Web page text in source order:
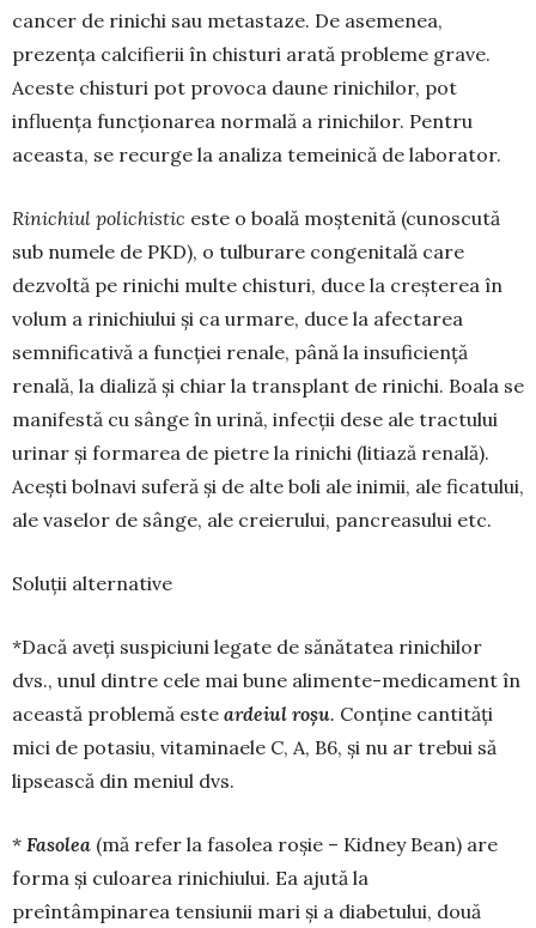
cancer de rinichi sau metastaze. De asemenea,
prezenţa calcifierii în chisturi arată probleme grave.
Aceste chisturi pot provoca daune rinichilor, pot
influenţa funcţionarea nor­mală a rinichilor. Pentru
aceasta, se recurge la analiza temeinică de laborator.
Rinichiul polichistic este o boală moştenită (cunoscută
sub numele de PKD), o tulburare congenitală care
dezvoltă pe rinichi multe chis­turi, duce la creşterea în
volum a rinichiului şi ca urmare, duce la afectarea
semnificativă a funcţiei renale, până la insuficiență
renală, la dializă şi chiar la transplant de rinichi. Boala se
manifestă cu sânge în urină, infecţii dese ale tractului
urinar şi formarea de pietre la rinichi (litiază renală).
Aceşti bolnavi suferă şi de alte boli ale inimii, ale ficatului,
ale vaselor de sânge, ale creierului, pan­creasului etc.
Soluții alternative
*Dacă aveţi suspiciuni legate de sănătatea rinichilor
dvs., unul dintre cele mai bune ali­mente-medicament în
această problemă este ar­deiul roşu. Conţine cantităţi
mici de potasiu, vitaminaele C, A, B6, şi nu ar trebui să
lipsească din meniul dvs.
* Fasolea (mă refer la fasolea roşie – Kidney Bean) are
forma şi culoarea rinichiului. Ea ajută la
preîntâmpinarea tensiunii mari şi a diabetului, două